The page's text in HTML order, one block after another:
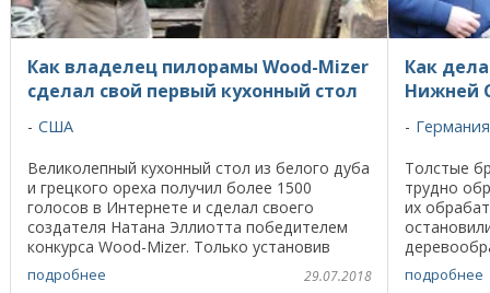
Как владелец пилорамы Wood-Mizer
сделал свой первый кухонный стол
США
Великолепный кухонный стол из белого дуба
и грецкого ореха получил более 1500
голосов в Интернете и сделал своего
создателя Натана Эллиотта победителем
конкурса Wood-Mizer. Только установив
столешницу на основание стола, Натан
Эллиотт, владелец ...
подробнее 29.07.2018
Как
Нижней
Германия
Толстые
трудно
их
делает ...
подробнее